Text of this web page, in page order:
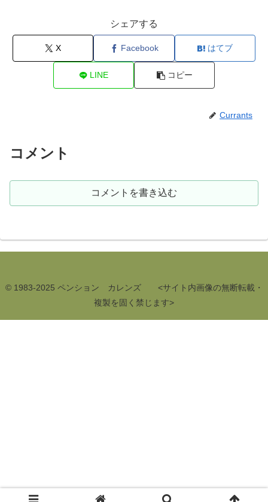
シェアする
X Facebook はてブ
LINE コピー
Currants
コメント
コメントを書き込む
© 1983-2025 ペンション カレンズ <サイト内画像の無断転載・
複製を固く禁じます>